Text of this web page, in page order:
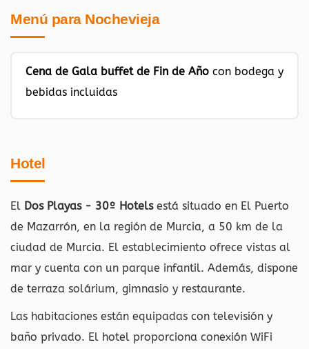
Menú para Nochevieja
Cena de Gala buffet de Fin de Año con bodega y
bebidas incluidas
Hotel
El Dos Playas - 30º Hotelsestá situado en El Puerto
de Mazarrón, en la región de Murcia, a 50 km de la
ciudad de Murcia. El establecimiento ofrece vistas al
mar y cuenta con un parque infantil. Además, dispone
de terraza solárium, gimnasio y restaurante.
Las habitaciones están equipadas con televisión y
baño privado. El hotel proporciona conexión WiFi